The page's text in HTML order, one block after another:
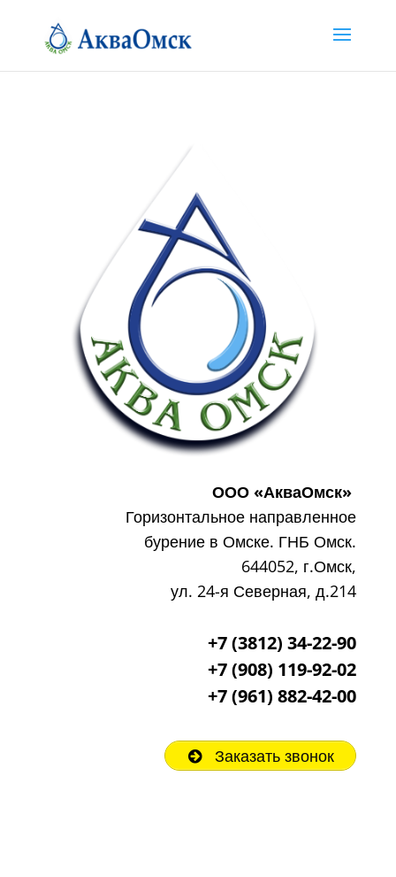
ООО «АкваОмск»
Горизонтальное направленное
бурение в Омске. ГНБ Омск.
644052, г.Омск,
ул. 24-я Северная, д.214
+7 (3812) 34-22-90
+7 (908) 119-92-02
+7(961) 882-42-00
Заказать звонок